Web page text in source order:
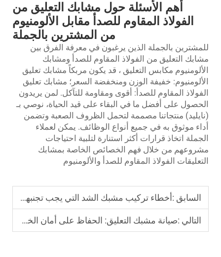
أهم الأسئلة حول مشابك التعليق من
الفولاذ المقاوم للصدأ مقابل الألومنيوم
من المشترين بالجملة
للمشترين بالجملة الذين يرغبون في معرفة الفرق بين
مشابك التعليق من الفولاذ المقاوم للصدأ ومشابك
الألومنيوم مكابس التعليق ، قد يكون مربكاً مشابك تعليق
الألومنيوم: خفيفة الوزن ومنخفضة السعر؛ مشابك تعليق
الفولاذ المقاوم للصدأ: أقوى ومقاومة للتآكل. لمن يريدون
الحصول على أفضل ما في البقاء على قيد الحياة، نوصي بـ
(نايليد) منتجاتنا مصممة لتحمل الظروف الصعبة وتضمن
أداء موثوق به في جميع أنواع الوظائف. يمكن لعملاء
الجملة اتخاذ قرارات أكثر استنارة لتلبية احتياجات
مشروعهم من خلال فهم الخصائص الخاصة بمشابك
التعليقات الفولاذ المقاوم للصدأ والألومنيوم
السابق :أخطاء تركيب مشبك الشد التي يجب تجنبها بشدة
التالي :صيانة مشبك التعليق: الحفاظ على أمان الخطوط الهوائية